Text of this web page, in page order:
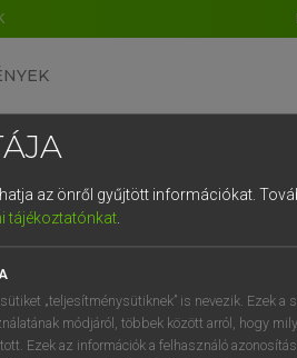
szótár
az önről gyűjtött információkat.
tájékoztatónkat.
„teljesítménysütiknek” is nevezik. Ezek a
módjáról, többek között arról, hogy
Ezek az információk a felhasználó
FR ES IT NL
2 3 4 5 6 7
w e r t z
s d f g h j